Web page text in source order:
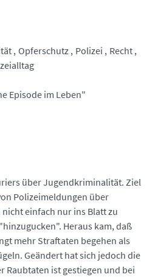
Opferschutz Polizei
Recht
Episode im Leben"
über Jugendkriminalität. Ziel
Polizeimeldungen über
einfach nur ins Blatt zu
Heraus kam, daß
mehr Straftaten begehen als
Geändert hat sich jedoch die
Raubtaten ist gestiegen und bei